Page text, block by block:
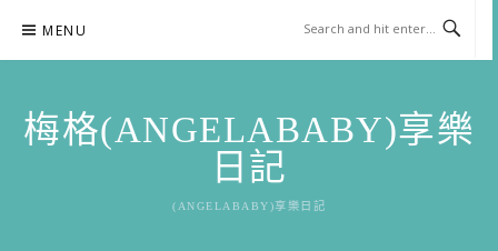
content
MENU
梅格(ANGELABABY)享樂
日記
(ANGELABABY)享樂日記